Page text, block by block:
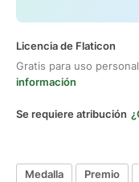
Licencia de Flaticon
Gratis para uso
información
Se requiere atribución
Medalla Premio